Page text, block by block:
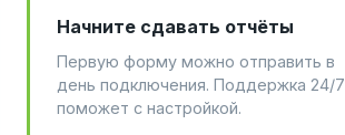
Начните сдавать отчёты
Первую форму можно отправить в
день подключения. Поддержка 24/7
поможет с настройкой.